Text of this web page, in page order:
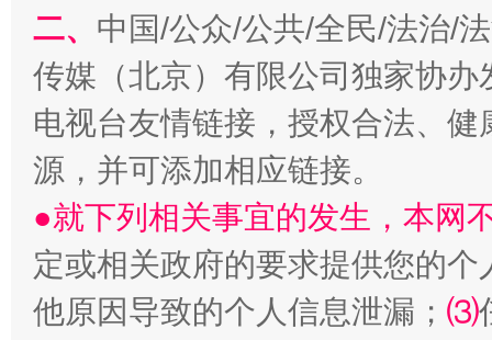
揭开“小金库”的免责幌子
受贿1.44亿！段成刚被判无期 从幼
二、 中国/公众/公共/全民/法治/
传媒（北京）有限公司独家协
电视台友情链接，授权合法、
源，并可添加相应链接。
●就下列相关事宜的发生，本网
定或相关政府的要求提供您的个
他原因导致的个人信息泄漏； ⑶